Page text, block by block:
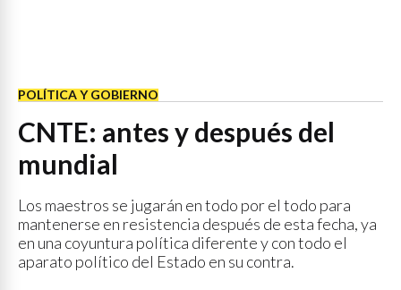
POLÍTICA Y GOBIERNO
CNTE: antes y después del
mundial
Los maestros se jugarán en todo por el todo para
mantenerse en resistencia después de esta fecha, ya
en una coyuntura política diferente y con todo el
aparato político del Estado en su contra.